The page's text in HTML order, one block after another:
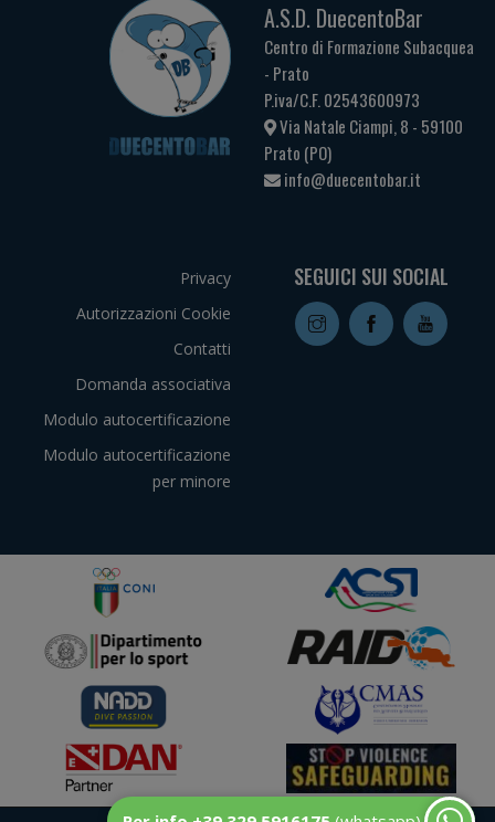
A.S.D. DuecentoBar
Centro di Formazione Subacquea
- Prato
P.iva/C.F. 02543600973
Via Natale Ciampi, 8 - 59100
Prato (PO)
info@duecentobar.it
Privacy
Autorizzazioni Cookie
Contatti
Domanda associativa
Modulo autocertificazione
Modulo autocertificazione
per minore
SEGUICI SUI SOCIAL